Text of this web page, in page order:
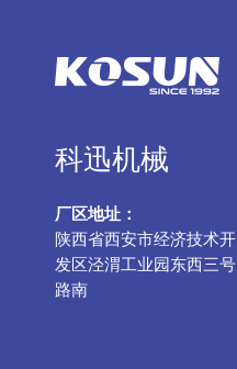
科迅机械
厂区地址：
陕西省西安市经济技术开
发区泾渭工业园东西三号
路南